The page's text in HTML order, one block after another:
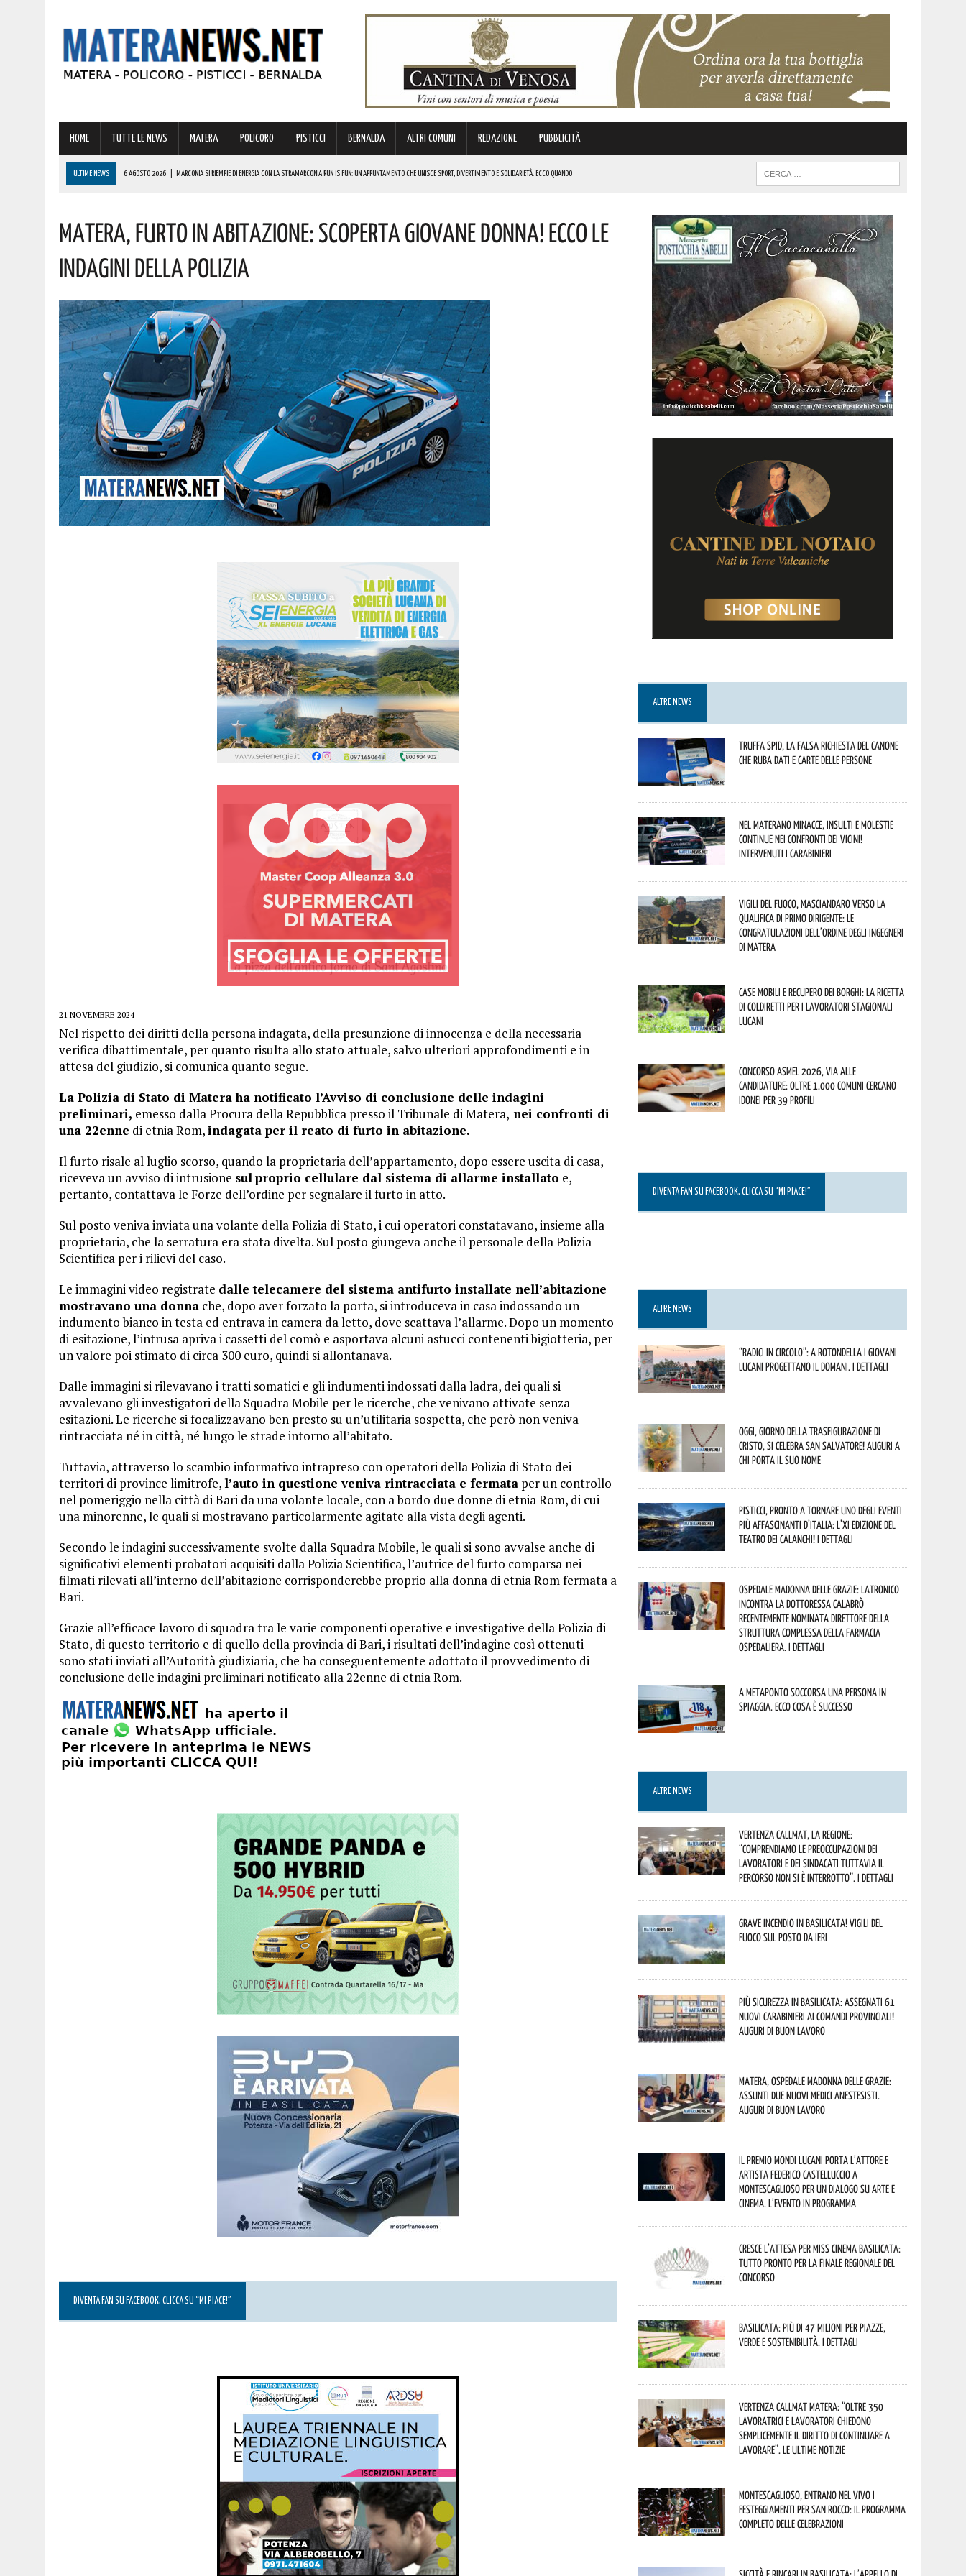
HOME TUTTE LE NEWS MATERA POLICORO PISTICCI BERNALDA ALTRI COMUNI REDAZIONE PUBBLICITÀ
ULTIME NEWS 6 AGOSTO 2026 MARCONIA SI RIEMPIE DI ENERGIA CON LA STRAMARCONIA RUN IS FUN: UN APPUNTAMENTO CHE UNISCE SPORT, DIVERTIMENTO E SOLIDARIETÀ. ECCO QUANDO
6 AGOSTO 2026 VALSINNI CELEBRA LA POETESSA ISABELLA MORRA CON DUE SPETTACOLI TEATRALI! ECCO LE DATE
6 AGOSTO 2026 | A FERRANDINA NUOVE ROTONDE E SPARTITRAFFICO PER MIGLIORARE IL DECORO URBANO E LA SICUREZZA. QUESTI GLI INTERVENTI IN CORSO
Matera, Furto In Abitazione: Scoperta Giovane Donna! Ecco Le
Indagini Della Polizia
21 NOVEMBRE 2024
Nel rispetto dei diritti della persona indagata, della presunzione di innocenza e della necessaria
verifica dibattimentale, per quanto risulta allo stato attuale, salvo ulteriori approfondimenti e in
attesa del giudizio, si comunica quanto segue.
La Polizia di Stato di Matera ha notificato l’Avviso di conclusione delle indagini
preliminari, emesso dalla Procura della Repubblica presso il Tribunale di Matera, nei confronti di
una 22enne di etnia Rom,indagata per il reato di furto in abitazione.
Il furto risale al luglio scorso, quando la proprietaria dell’appartamento, dopo essere uscita di casa,
riceveva un avviso di intrusione sulproprio cellulare dal sistema di allarme installato e,
pertanto, contattava le Forze dell’ordine per segnalare il furto in atto.
Sul posto veniva inviata una volante della Polizia di Stato, i cui operatori constatavano, insieme alla
proprietaria, che la serratura era stata divelta. Sul posto giungeva anche il personale della Polizia
Scientifica per i rilievi del caso.
Le immagini video registrate dalle telecamere del sistema antifurto installate nell’abitazione
mostravano una donna che, dopo aver forzato la porta, si introduceva in casa indossando un
indumento bianco in testa ed entrava in camera da letto, dove scattava l’allarme. Dopo un momento
di esitazione, l’intrusa apriva i cassetti del comò e asportava alcuni astucci contenenti bigiotteria, per
un valore poi stimato di circa 300 euro, quindi si allontanava.
Dalle immagini si rilevavano i tratti somatici e gli indumenti indossati dalla ladra, dei quali si
avvalevano gli investigatori della Squadra Mobile per le ricerche, che venivano attivate senza
esitazioni. Le ricerche si focalizzavano ben presto su un’utilitaria sospetta, che però non veniva
rintracciata né in città, né lungo le strade intorno all’abitato.
Tuttavia, attraverso lo scambio informativo intrapreso con operatori della Polizia di Stato dei
territori di province limitrofe,l’auto in questione veniva rintracciata e fermata per un controllo
nel pomeriggio nella città di Bari da una volante locale, con a bordo due donne di etnia Rom, di cui
una minorenne, le quali si mostravano particolarmente agitate alla vista degli agenti.
Secondo le indagini successivamente svolte dalla Squadra Mobile, le quali si sono avvalse anche di
significativi elementi probatori acquisiti dalla Polizia Scientifica, l’autrice del furto comparsa nei
filmati rilevati all’interno dell’abitazione corrisponderebbe proprio alla donna di etnia Rom fermata a
Bari.
Grazie all’efficace lavoro di squadra tra le varie componenti operative e investigative della Polizia di
Stato, di questo territorio e di quello della provincia di Bari, i risultati dell’indagine così ottenuti
sono stati inviati all’Autorità giudiziaria, che ha conseguentemente adottato il provvedimento di
conclusione delle indagini preliminari notificato alla 22enne di etnia Rom.
DIVENTA FAN SU FACEBOOK, CLICCA SU “MI PIACE!”
ALTRE NEWS
Truffa Spid, la falsa richiesta del canone
che ruba dati e carte delle persone
Nel materano minacce, insulti e molestie
continue nei confronti dei vicini!
Intervenuti i Carabinieri
Vigili del Fuoco, Masciandaro verso la
qualifica di Primo Dirigente: le
congratulazioni dell’Ordine degli Ingegneri
di Matera
Case mobili e recupero dei borghi: la ricetta
di Coldiretti per i lavoratori stagionali
lucani
Concorso Asmel 2026, via alle
candidature: oltre 1.000 Comuni cercano
idonei per 39 profili
DIVENTA FAN SU FACEBOOK, CLICCA SU “MI PIACE!”
ALTRE NEWS
“Radici in Circolo”: a Rotondella i giovani
lucani progettano il domani. I dettagli
Oggi, giorno della Trasfigurazione di
Cristo, si celebra San Salvatore! Auguri a
chi porta il suo nome
Pisticci, pronto a tornare uno degli eventi
più affascinanti d’Italia: l’XI edizione del
Teatro dei Calanchi! I dettagli
Ospedale Madonna delle Grazie: Latronico
incontra la dottoressa Calabrò
recentemente nominata Direttore della
Struttura Complessa della Farmacia
Ospedaliera. I dettagli
A Metaponto soccorsa una persona in
spiaggia. Ecco cosa è successo
ALTRE NEWS
Vertenza CallMat, la Regione:
“comprendiamo le preoccupazioni dei
lavoratori e dei sindacati tuttavia il
percorso non si è interrotto”. I dettagli
Grave incendio in Basilicata! Vigili del
fuoco sul posto da ieri
Più sicurezza in Basilicata: assegnati 61
nuovi Carabinieri ai Comandi provinciali!
Auguri di buon lavoro
Matera, Ospedale Madonna delle Grazie:
assunti due nuovi medici anestesisti.
Auguri di buon lavoro
Il Premio Mondi Lucani porta l’attore e
artista Federico Castelluccio a
Montescaglioso per un dialogo su arte e
cinema. L’evento in programma
Cresce l’attesa per Miss Cinema Basilicata:
tutto pronto per la finale regionale del
concorso
Basilicata: più di 47 milioni per piazze,
verde e sostenibilità. I dettagli
Vertenza CallMat Matera: “Oltre 350
lavoratrici e lavoratori chiedono
semplicemente il diritto di continuare a
lavorare”. Le ultime notizie
Montescaglioso, entrano nel vivo i
festeggiamenti per San Rocco: il programma
completo delle celebrazioni